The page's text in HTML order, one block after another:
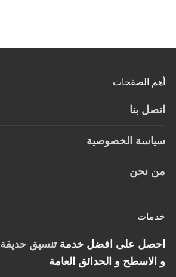
أهم الصفحات
اتصل بنا
سياسة الخصوصية
من نحن
خدمات
احصل على افضل خدمة تنسيق حديقة
و الاسطح و الحدائق العامة